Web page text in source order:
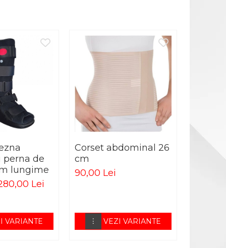
perna de
lungime
Lei
VARIANTE
Corset abdominal 26
cm
90,00 Lei
VEZI VARIANTE